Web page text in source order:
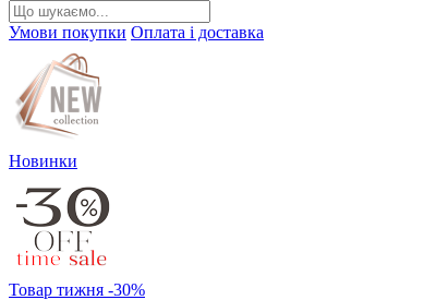
Умови покупки Оплата і доставка
Новинки
Товар тижня -30%